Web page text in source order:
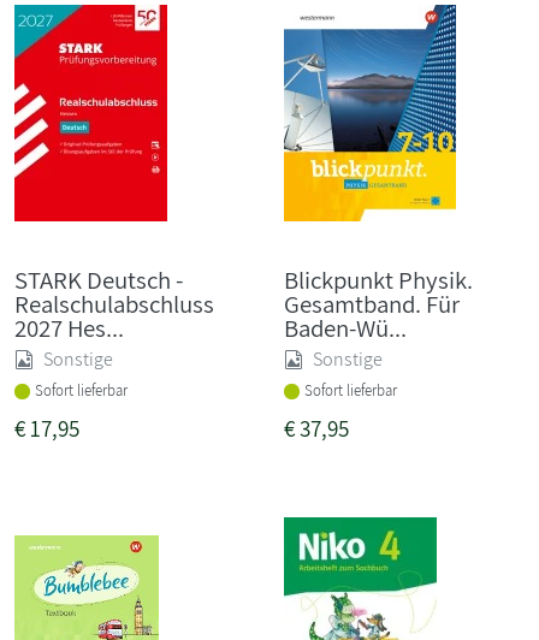
STARK Deutsch -
Realschulabschluss
2027 Hes...
Sonstige
Sofort lieferbar
€17,95
Blickpunkt Physik.
Gesamtband. Für
Baden-Wü...
Sonstige
Sofort lieferbar
€37,95